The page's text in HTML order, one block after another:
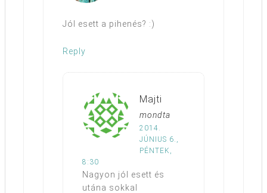
Jól esett a pihenés? :)
Reply
Majti
mondta
2014.
JÚNIUS 6.,
PÉNTEK,
8:30
Nagyon jól esett és
utána sokkal